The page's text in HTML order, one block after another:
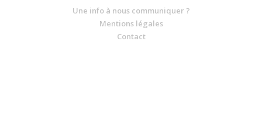
Une info à nous communiquer ?
Mentions légales
Contact